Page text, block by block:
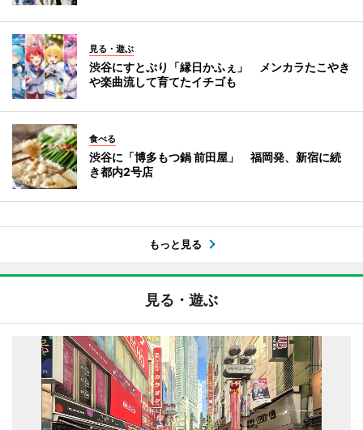
見る・遊ぶ
渋谷にすとぷり「縁日かふぇ」 メンカラたこやき
や楽曲流して育てたイチゴも
食べる
渋谷に「博多もつ鍋 前田屋」 福岡発、新宿に続
き都内2号店
もっと見る
見る・遊ぶ